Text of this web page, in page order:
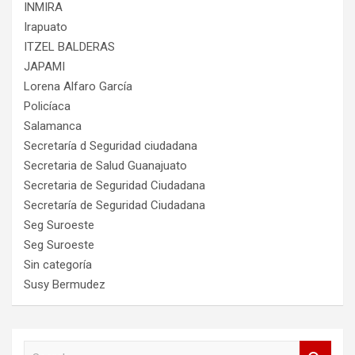
INMIRA
Irapuato
ITZEL BALDERAS
JAPAMI
Lorena Alfaro García
Policíaca
Salamanca
Secretaría d Seguridad ciudadana
Secretaria de Salud Guanajuato
Secretaria de Seguridad Ciudadana
Secretaría de Seguridad Ciudadana
Seg Suroeste
Seg Suroeste
Sin categoría
Susy Bermudez